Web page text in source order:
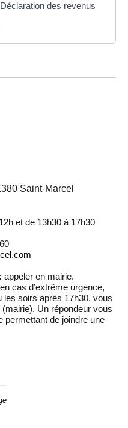
des revenus
Saint-Marcel
et de 13h30 à 17h30
appeler en mairie.
cas d’extrême urgence,
les soirs après 17h30, vous
Un répondeur vous
permettant de joindre une